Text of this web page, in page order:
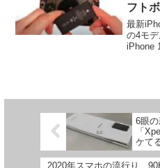
フト
最新
の4モデ
iPhone
6眼の
「
ケて
2020年スマホの流行り、